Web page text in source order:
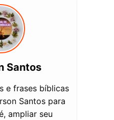
Santos
e frases bíblicas
Santos para
ampliar seu